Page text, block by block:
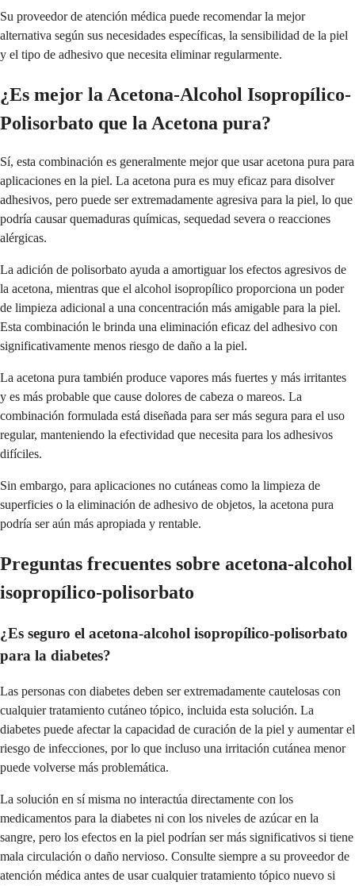
Su proveedor de atención médica puede recomendar la mejor
alternativa según sus necesidades específicas, la sensibilidad de la piel
y el tipo de adhesivo que necesita eliminar regularmente.
¿Es mejor la Acetona-Alcohol Isopropílico-
Polisorbato que la Acetona pura?
Sí, esta combinación es generalmente mejor que usar acetona pura para
aplicaciones en la piel. La acetona pura es muy eficaz para disolver
adhesivos, pero puede ser extremadamente agresiva para la piel, lo que
podría causar quemaduras químicas, sequedad severa o reacciones
alérgicas.
La adición de polisorbato ayuda a amortiguar los efectos agresivos de
la acetona, mientras que el alcohol isopropílico proporciona un poder
de limpieza adicional a una concentración más amigable para la piel.
Esta combinación le brinda una eliminación eficaz del adhesivo con
significativamente menos riesgo de daño a la piel.
La acetona pura también produce vapores más fuertes y más irritantes
y es más probable que cause dolores de cabeza o mareos. La
combinación formulada está diseñada para ser más segura para el uso
regular, manteniendo la efectividad que necesita para los adhesivos
difíciles.
Sin embargo, para aplicaciones no cutáneas como la limpieza de
superficies o la eliminación de adhesivo de objetos, la acetona pura
podría ser aún más apropiada y rentable.
Preguntas frecuentes sobre acetona-alcohol
isopropílico-polisorbato
¿Es seguro el acetona-alcohol isopropílico-polisorbato
para la diabetes?
Las personas con diabetes deben ser extremadamente cautelosas con
cualquier tratamiento cutáneo tópico, incluida esta solución. La
diabetes puede afectar la capacidad de curación de la piel y aumentar el
riesgo de infecciones, por lo que incluso una irritación cutánea menor
puede volverse más problemática.
La solución en sí misma no interactúa directamente con los
medicamentos para la diabetes ni con los niveles de azúcar en la
sangre, pero los efectos en la piel podrían ser más significativos si tiene
mala circulación o daño nervioso. Consulte siempre a su proveedor de
atención médica antes de usar cualquier tratamiento tópico nuevo si